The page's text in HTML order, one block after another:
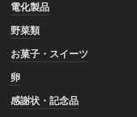
電化製品
野菜類
お菓子・スイーツ
卵
感謝状・記念品